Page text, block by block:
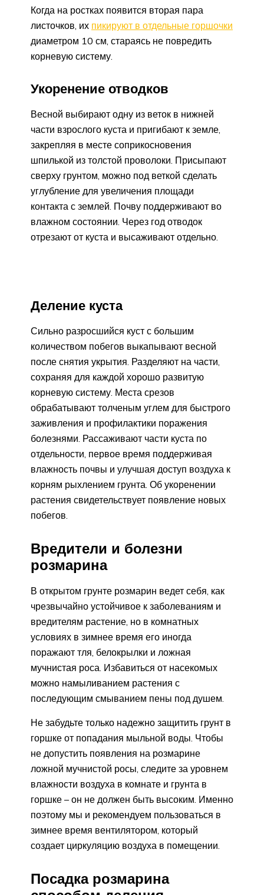
Когда на ростках появится вторая пара
листочков, их пикируют в отдельные горшочки
диаметром 10 см, стараясь не повредить
корневую систему.
Укоренение отводков
Весной выбирают одну из веток в нижней
части взрослого куста и пригибают к земле,
закрепляя в месте соприкосновения
шпилькой из толстой проволоки. Присыпают
сверху грунтом, можно под веткой сделать
углубление для увеличения площади
контакта с землей. Почву поддерживают во
влажном состоянии. Через год отводок
отрезают от куста и высаживают отдельно.
Деление куста
Сильно разросшийся куст с большим
количеством побегов выкапывают весной
после снятия укрытия. Разделяют на части,
сохраняя для каждой хорошо развитую
корневую систему. Места срезов
обрабатывают толченым углем для быстрого
заживления и профилактики поражения
болезнями. Рассаживают части куста по
отдельности, первое время поддерживая
влажность почвы и улучшая доступ воздуха к
корням рыхлением грунта. Об укоренении
растения свидетельствует появление новых
побегов.
Вредители и болезни
розмарина
В открытом грунте розмарин ведет себя, как
чрезвычайно устойчивое к заболеваниям и
вредителям растение, но в комнатных
условиях в зимнее время его иногда
поражают тля, белокрылки и ложная
мучнистая роса. Избавиться от насекомых
можно намыливанием растения с
последующим смыванием пены под душем.
Не забудьте только надежно защитить грунт в
горшке от попадания мыльной воды. Чтобы
не допустить появления на розмарине
ложной мучнистой росы, следите за уровнем
влажности воздуха в комнате и грунта в
горшке – он не должен быть высоким. Именно
поэтому мы и рекомендуем пользоваться в
зимнее время вентилятором, который
создает циркуляцию воздуха в помещении.
Посадка розмарина